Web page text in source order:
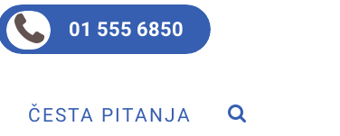
01 555 6850
ČESTA PITANJA